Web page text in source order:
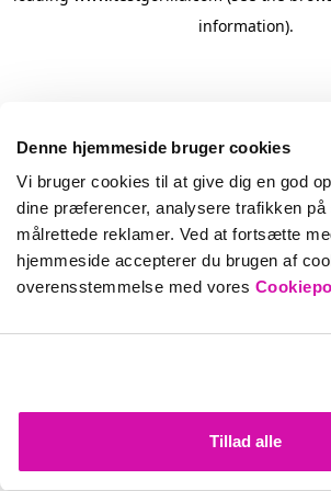
Denne hjemmeside bruger cookies
Vi bruger cookies til at give dig en god
dine præferencer, analysere trafikken på
målrettede reklamer. Ved at fortsætte
hjemmeside accepterer du brugen af
overensstemmelse med vores
Tillad alle
information).